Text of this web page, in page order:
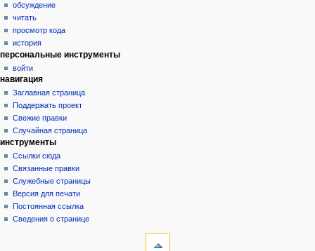
обсуждение
читать
просмотр кода
история
персональные инструменты
войти
навигация
Заглавная страница
Поддержать проект
Свежие правки
Случайная страница
инструменты
Ссылки сюда
Связанные правки
Служебные страницы
Версия для печати
Постоянная ссылка
Сведения о странице